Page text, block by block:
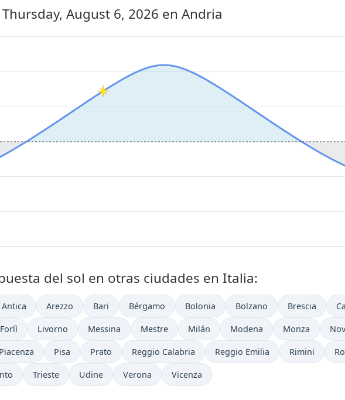
Thursday, August 6, 2026 en Andria
del sol en otras ciudades en Italia:
Arezzo Bari Bérgamo Bolonia Bolzano Brescia
Forlì Livorno Messina Mestre Milán Modena Monza
Piacenza Pisa Prato Reggio Calabria Reggio Emilia Rimini
Trieste Udine Verona Vicenza